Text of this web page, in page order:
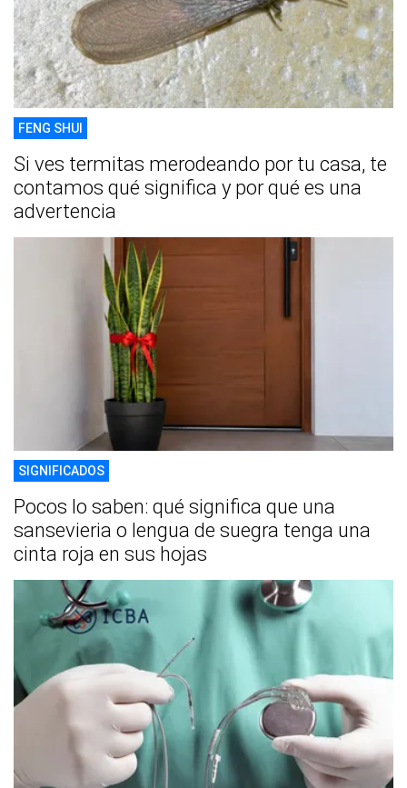
FENG SHUI
Si ves termitas merodeando por tu casa, te
contamos qué significa y por qué es una
advertencia
SIGNIFICADOS
Pocos lo saben: qué significa que una
sansevieria o lengua de suegra tenga una
cinta roja en sus hojas